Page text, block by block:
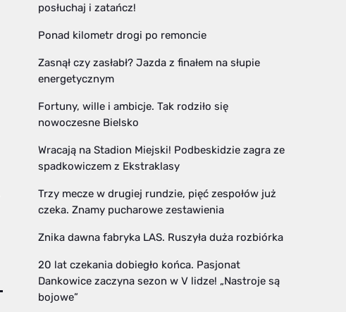
posłuchaj i zatańcz!
Ponad kilometr drogi po remoncie
Zasnął czy zasłabł? Jazda z finałem na słupie
energetycznym
Fortuny, wille i ambicje. Tak rodziło się
nowoczesne Bielsko
Wracają na Stadion Miejski! Podbeskidzie zagra ze
spadkowiczem z Ekstraklasy
Trzy mecze w drugiej rundzie, pięć zespołów już
czeka. Znamy pucharowe zestawienia
Znika dawna fabryka LAS. Ruszyła duża rozbiórka
20 lat czekania dobiegło końca. Pasjonat
Dankowice zaczyna sezon w V lidze! „Nastroje są
bojowe”